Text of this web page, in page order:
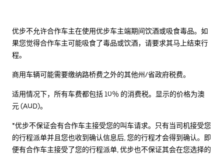
优步不允许合作车主在使用优步车主端期间饮酒或吸食毒品。如
果您觉得合作车主可能吸食了毒品或饮酒，请要求其马上结束行
程。
商用车辆可能需要缴纳路桥费之外的其他州/省政府税费。
适用情况下，所有车费都包括 10％ 的消费税。显示的价格为澳
元 (AUD)。
*优步不保证会有合作车主接受您的叫车请求。只有当司机接受您
的行程派单并且您也收到确认信息后, 您的行程才会得到确认。即
便有合作车主接受了您的行程派单, 优步也不保证其会在您选择的